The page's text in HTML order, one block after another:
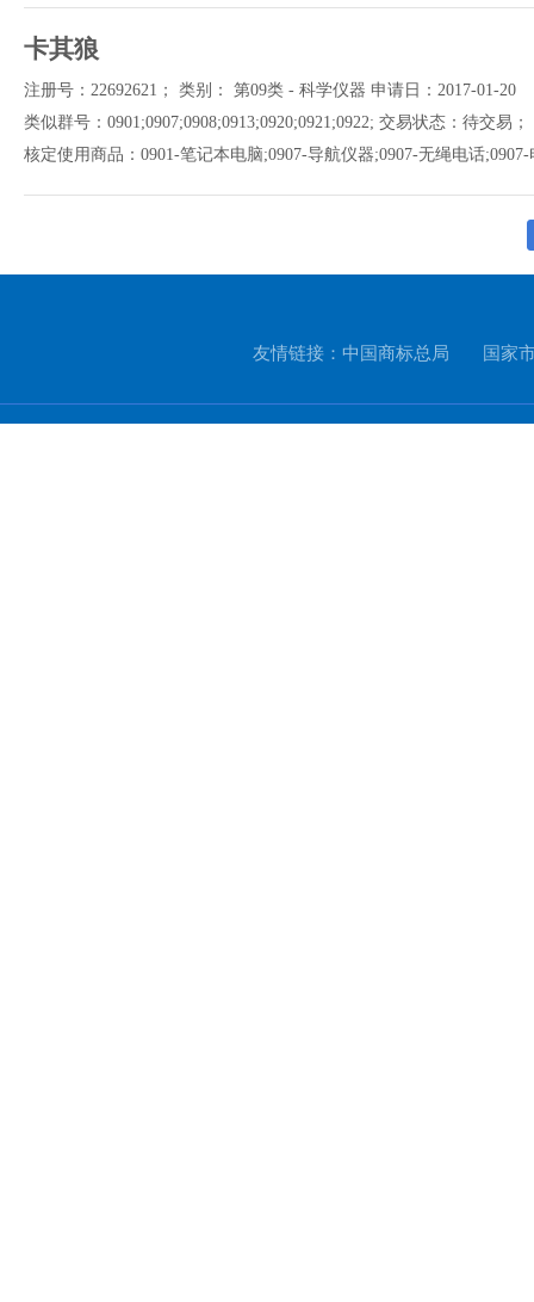
卡其狼
注册号：22692621； 类别： 第09类 - 科学仪器 申请日：2017-01-20
类似群号：0901;0907;0908;0913;0920;0921;0922; 交易状态：待交易；
核定使用商品：0901-笔记本电脑;0907-导航仪器;0907-无绳电话
友情链接：中国商标总局 国